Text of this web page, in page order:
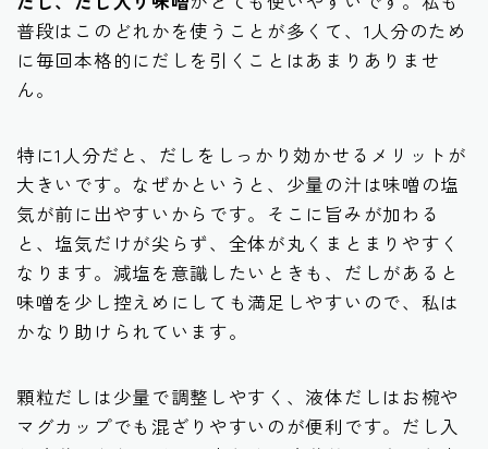
普段はこのどれかを使うことが多くて、1人分のため
に毎回本格的にだしを引くことはあまりありませ
ん。
特に1人分だと、だしをしっかり効かせるメリットが
大きいです。なぜかというと、少量の汁は味噌の塩
気が前に出やすいからです。そこに旨みが加わる
と、塩気だけが尖らず、全体が丸くまとまりやすく
なります。減塩を意識したいときも、だしがあると
味噌を少し控えめにしても満足しやすいので、私は
かなり助けられています。
顆粒だしは少量で調整しやすく、液体だしはお椀や
マグカップでも混ざりやすいのが便利です。だし入